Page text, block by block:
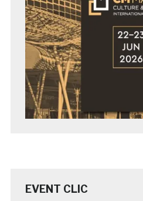
EVENT CLIC